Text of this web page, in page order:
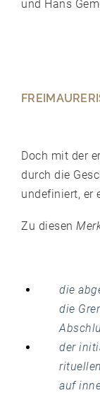
und Hans
Doch mit der
durch die
undefiniert, er
Zu diesen
die
die
der
auf